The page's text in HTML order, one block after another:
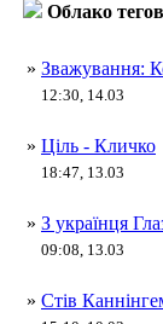
Облако
» Зважування:
12:30, 14.03
» Ціль - Кличко
18:47, 13.03
» З українця
09:08, 13.03
» Стів